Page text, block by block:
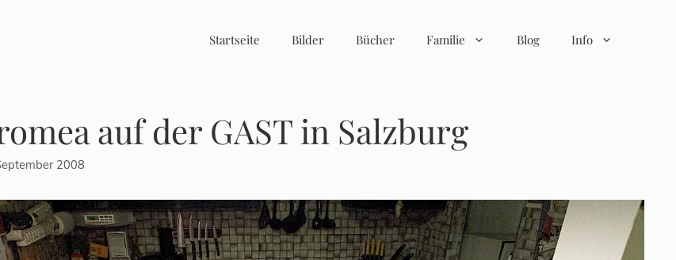
Startseite Bilder Bücher Familie Blog Info
auf der GAST in Salzburg
2008